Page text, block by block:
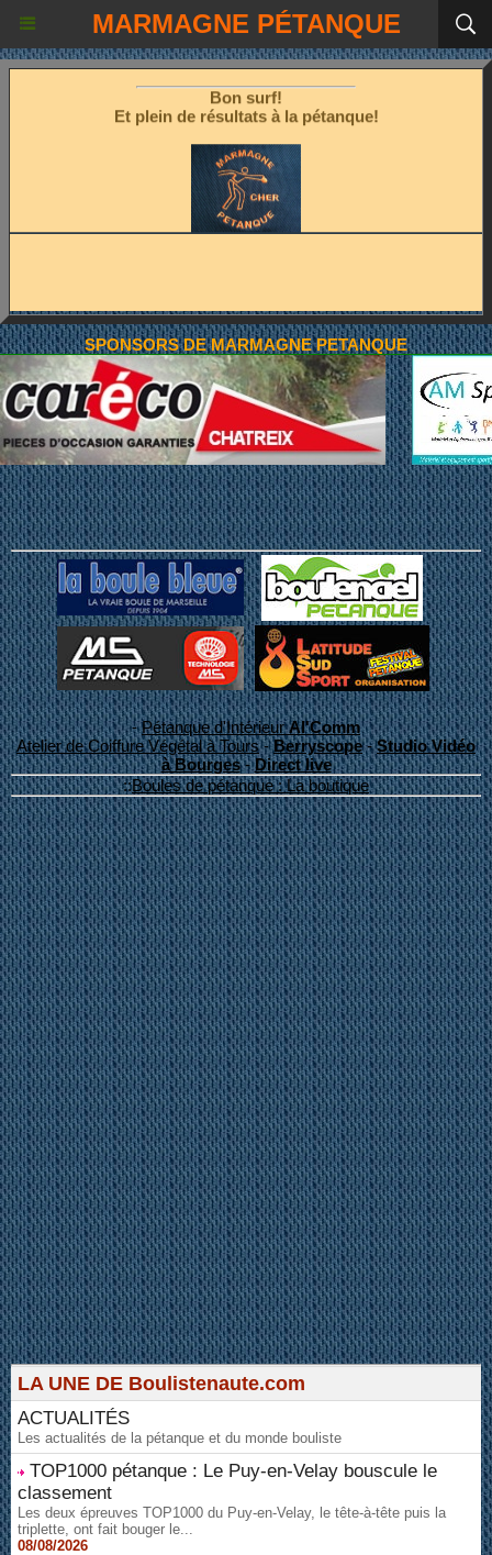
MARMAGNE PÉTANQUE
Les fêtes étant terminées!
Place à la pétanque!
Et plein de résultats à la pétanque!
SPONSORS DE MARMAGNE PETANQUE
-Pétanque d'IntérieurAl'Comm
Atelier de Coiffure Végétal à Tours-Berryscope-Studio Vidéo
à Bourges-Direct live
::Boules de pétanque : La boutique
LA UNE DE Boulistenaute.com
ACTUALITÉS
Les actualités de la pétanque et du monde bouliste
TOP1000 pétanque : Le Puy-en-Velay bouscule le
classement
Les deux épreuves TOP1000 du Puy-en-Velay, le tête-à-tête puis la
triplette, ont fait bouger le...
08/08/2026